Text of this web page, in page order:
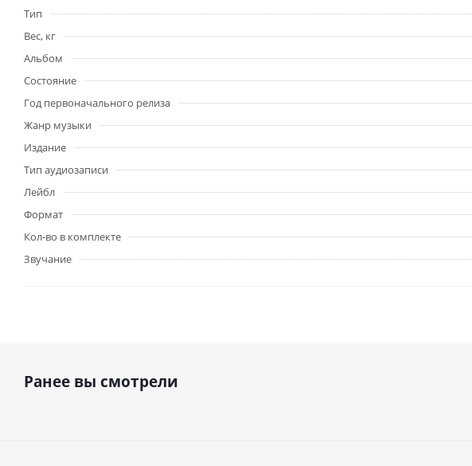
Тип
Вес, кг
Альбом
Состояние
Год первоначального релиза
Жанр музыки
Издание
Тип аудиозаписи
Лейбл
Формат
Кол-во в комплекте
Звучание
Ранее вы смотрели